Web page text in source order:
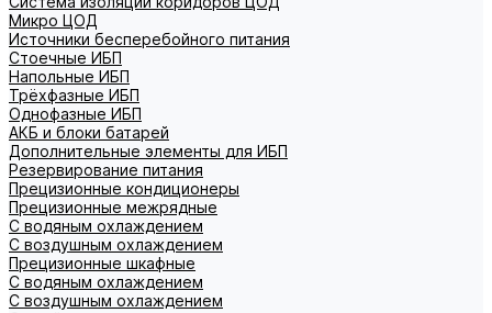
Микро ЦОД
Источники бесперебойного питания
Стоечные ИБП
Напольные ИБП
Трёхфазные ИБП
Однофазные ИБП
АКБ и блоки батарей
Дополнительные элементы для ИБП
Резервирование питания
Прецизионные кондиционеры
Прецизионные межрядные
С водяным охлаждением
С воздушным охлаждением
Прецизионные шкафные
С водяным охлаждением
С воздушным охлаждением